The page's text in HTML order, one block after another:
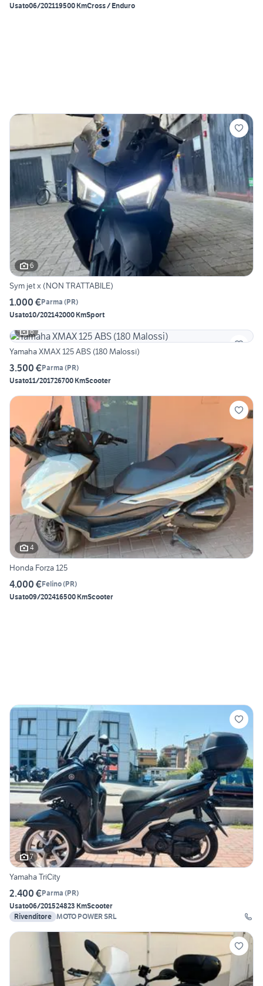
Usato06/202119500 KmCross / Enduro
6
Sym jet x (NON TRATTABILE)
1.000 €Parma (PR)
Usato10/202142000 KmSport
6
Yamaha XMAX 125 ABS (180 Malossi)
3.500 €Parma (PR)
Usato11/201726700 KmScooter
4
Honda Forza 125
4.000 €Felino(PR)
Usato09/202416500 KmScooter
7
Yamaha TriCity
2.400 €Parma (PR)
Usato06/201524823 KmScooter
Rivenditore MOTO POWER SRL